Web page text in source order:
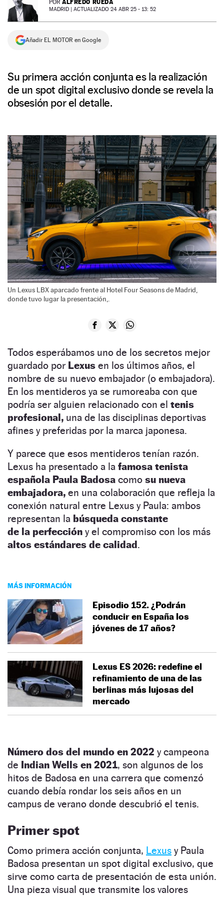
NEWSLETTER
SÍGUENOS
POR ALFREDO RUEDA
MADRID | ACTUALIZADO 24 ABR 25 - 13: 52
Añadir EL MOTOR en Google
Su primera acción conjunta es la realización
de un spot digital exclusivo donde se revela la
obsesión por el detalle.
Un Lexus LBX aparcado frente al Hotel Four Seasons de Madrid,
donde tuvo lugar la presentación,.
Todos esperábamos uno de los secretos mejor
guardado por Lexus en los últimos años, el
nombre de su nuevo embajador (o embajadora).
En los mentideros ya se rumoreaba con que
podría ser alguien relacionado con el tenis
profesional, una de las disciplinas deportivas
afines y preferidas por la marca japonesa.
Y parece que esos mentideros tenían razón.
Lexus ha presentado a la famosa tenista
española Paula Badosa como su nueva
embajadora, en una colaboración que refleja la
conexión natural entre Lexus y Paula: ambos
representan la búsqueda constante
de la perfección y el compromiso con los más
altos estándares de calidad.
MÁS INFORMACIÓN
Episodio 152. ¿Podrán
conducir en España los
jóvenes de 17 años?
Lexus ES 2026: redefine el
refinamiento de una de las
berlinas más lujosas del
mercado
Número dos del mundo en 2022 y campeona
de Indian Wells en 2021, son algunos de los
hitos de Badosa en una carrera que comenzó
cuando debía rondar los seis años en un
campus de verano donde descubrió el tenis.
Primer spot
Como primera acción conjunta, Lexus y Paula
Badosa presentan un spot digital exclusivo, que
sirve como carta de presentación de esta unión.
Una pieza visual que transmite los valores